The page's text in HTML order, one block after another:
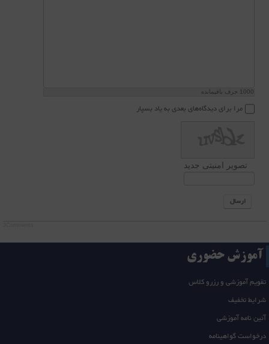
1000 حرف باقیمانده
مرا برای دیدگاه‌های بعدی به یاد بسپار
تصویر امنیتی جدید
ارسال
آموزش حضوری
تقویم آموزشی و رزرو کلاس
شرایط تخفیف
آئین نامه آموزشی
درخواست گواهینامه